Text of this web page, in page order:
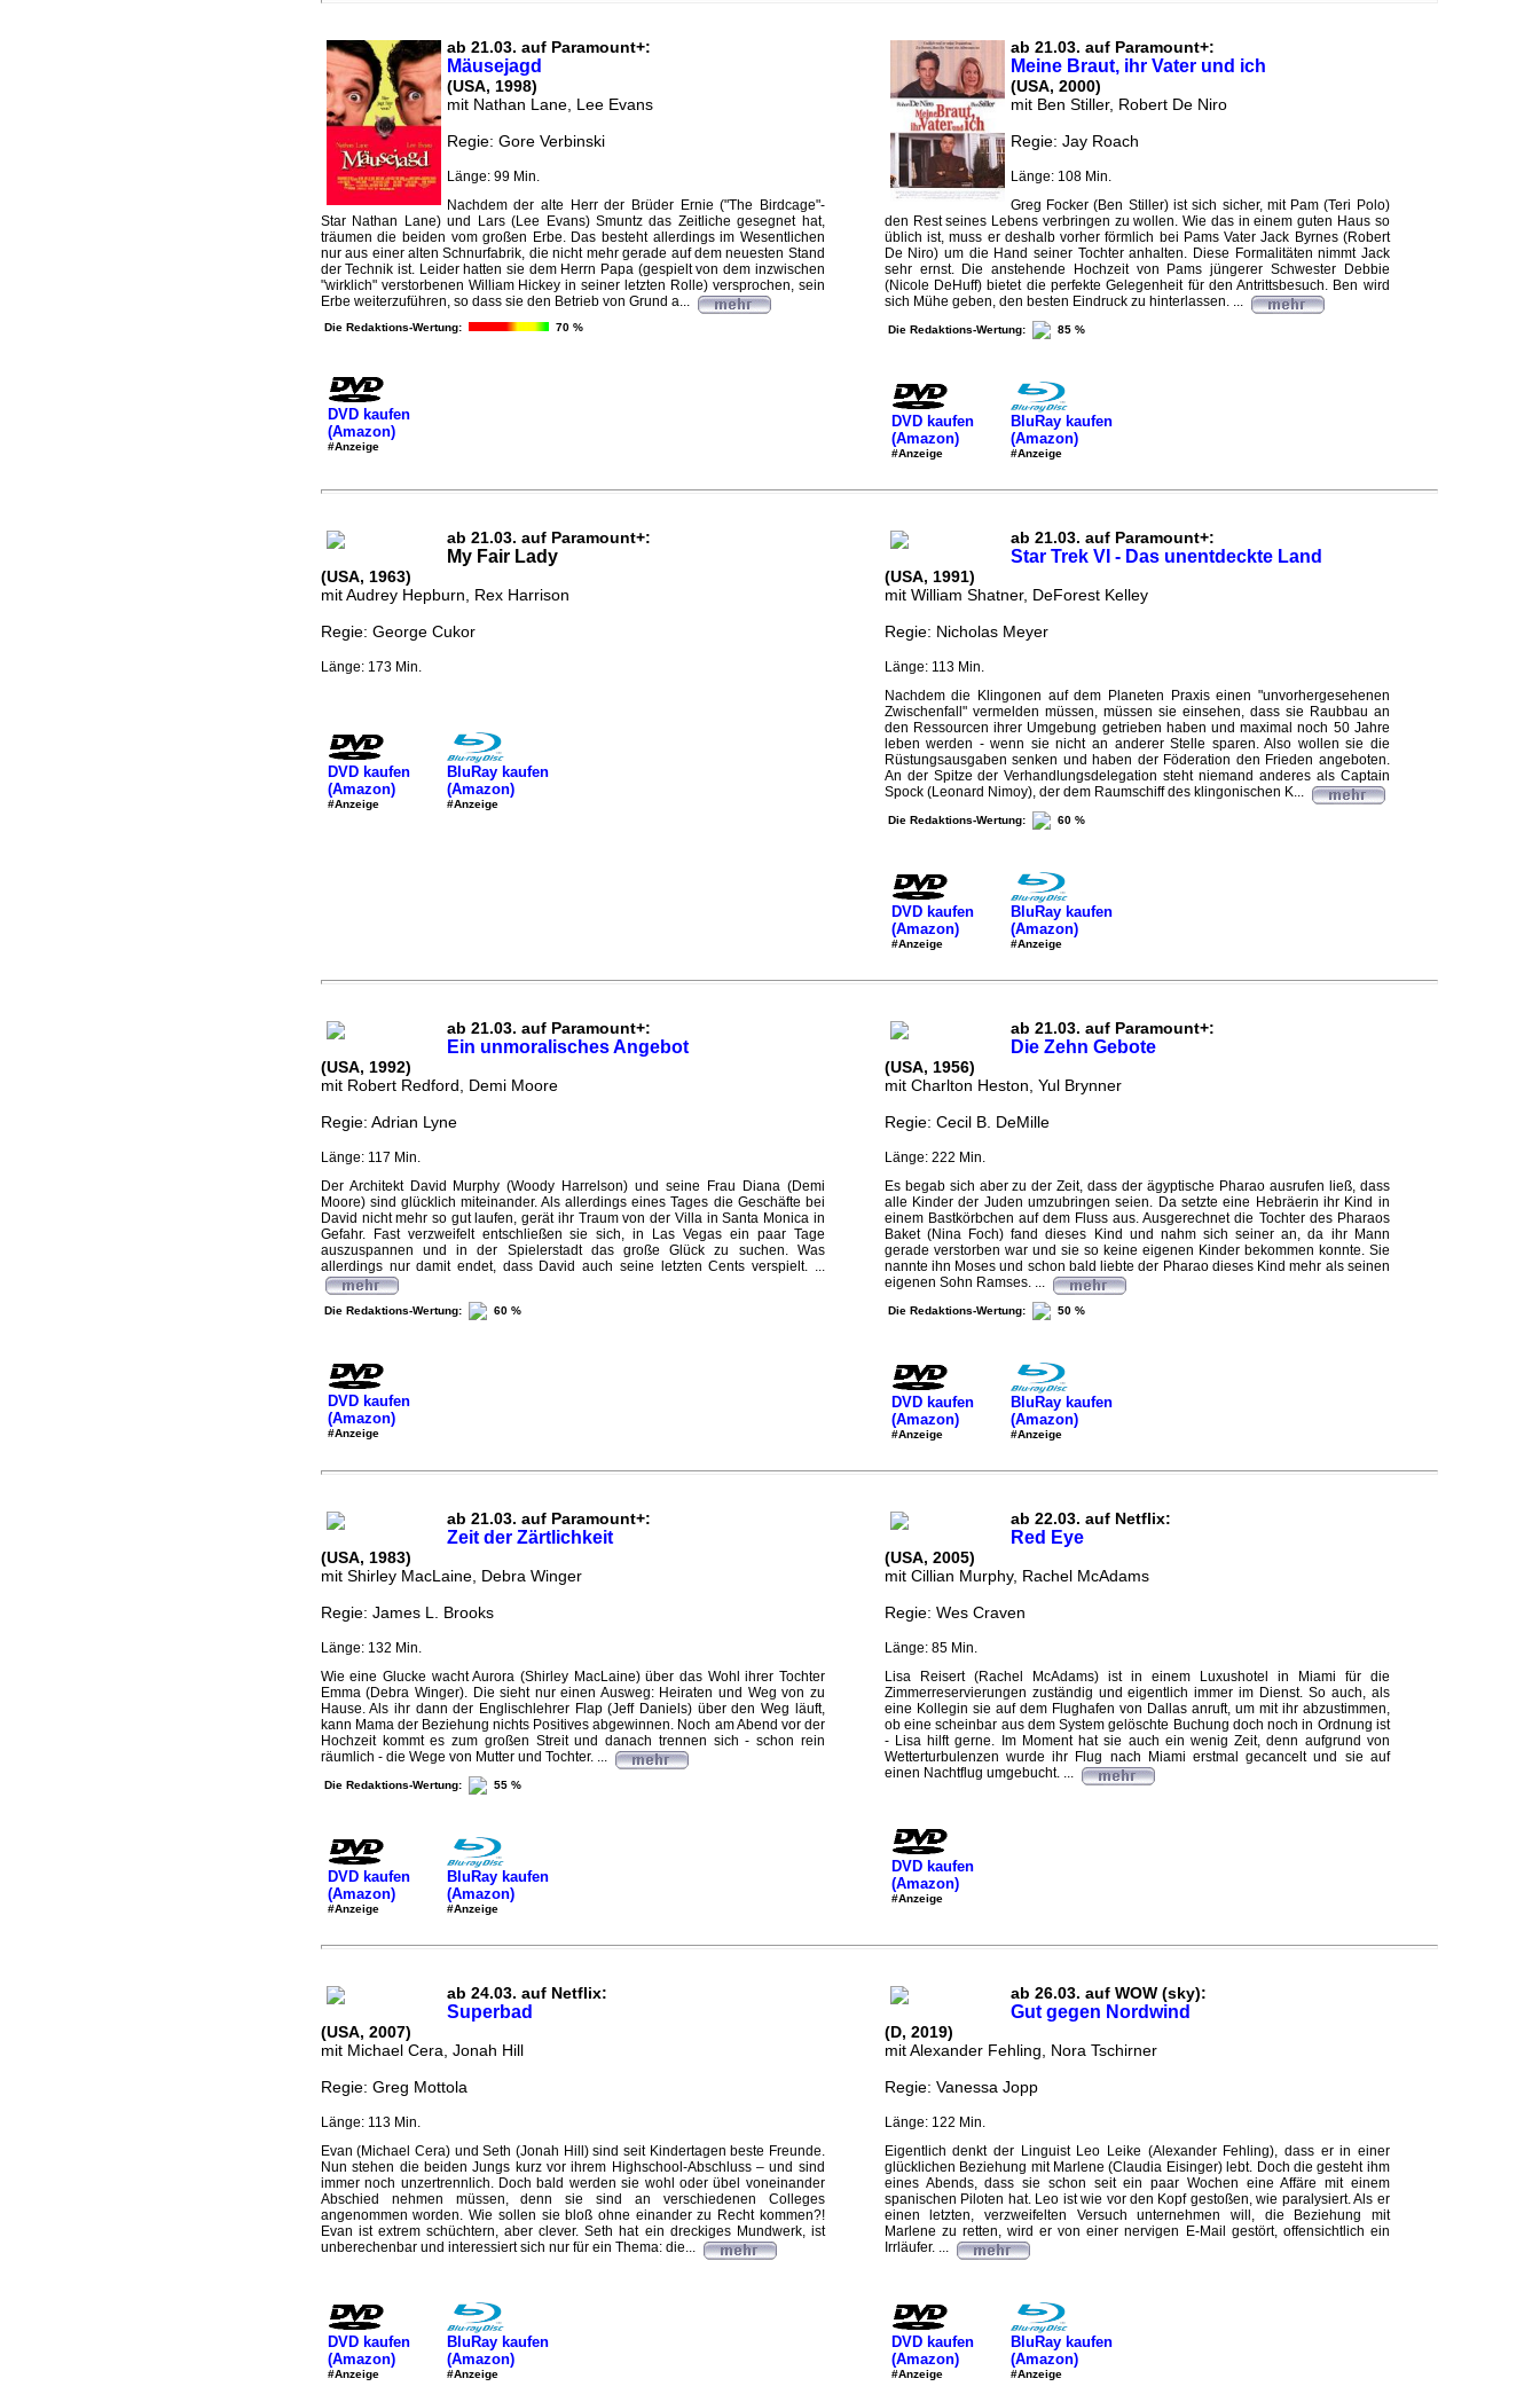
ab 21.03. auf Paramount+:
Mäusejagd
(USA, 1998)
mit Nathan Lane, Lee Evans
Regie: Gore Verbinski
Länge: 99 Min.
Nachdem der alte Herr der Brüder Ernie ("The Birdcage"-
Star Nathan Lane) und Lars (Lee Evans) Smuntz das Zeitliche gesegnet hat,
träumen die beiden vom großen Erbe. Das besteht allerdings im Wesentlichen
nur aus einer alten Schnurfabrik, die nicht mehr gerade auf dem neuesten Stand
der Technik ist. Leider hatten sie dem Herrn Papa (gespielt von dem inzwischen
"wirklich" verstorbenen William Hickey in seiner letzten Rolle) versprochen, sein
Erbe weiterzuführen, so dass sie den Betrieb von Grund a...
Die Redaktions-Wertung: 70 %
DVD kaufen
(Amazon)
#Anzeige
ab 21.03. auf Paramount+:
Meine Braut, ihr Vater und ich
(USA, 2000)
mit Ben Stiller, Robert De Niro
Regie: Jay Roach
Länge: 108 Min.
Greg Focker (Ben Stiller) ist sich sicher, mit Pam (Teri Polo)
den Rest seines Lebens verbringen zu wollen. Wie das in einem guten Haus so
üblich ist, muss er deshalb vorher förmlich bei Pams Vater Jack Byrnes (Robert
De Niro) um die Hand seiner Tochter anhalten. Diese Formalitäten nimmt Jack
sehr ernst. Die anstehende Hochzeit von Pams jüngerer Schwester Debbie
(Nicole DeHuff) bietet die perfekte Gelegenheit für den Antrittsbesuch. Ben wird
sich Mühe geben, den besten Eindruck zu hinterlassen. ...
Die Redaktions-Wertung: 85 %
DVD kaufen
(Amazon)
#Anzeige
BluRay kaufen
(Amazon)
#Anzeige
ab 21.03. auf Paramount+:
My Fair Lady
(USA, 1963)
mit Audrey Hepburn, Rex Harrison
Regie: George Cukor
Länge: 173 Min.
DVD kaufen
(Amazon)
#Anzeige
BluRay kaufen
(Amazon)
#Anzeige
ab 21.03. auf Paramount+:
Star Trek VI - Das unentdeckte Land
(USA, 1991)
mit William Shatner, DeForest Kelley
Regie: Nicholas Meyer
Länge: 113 Min.
Nachdem die Klingonen auf dem Planeten Praxis einen "unvorhergesehenen
Zwischenfall" vermelden müssen, müssen sie einsehen, dass sie Raubbau an
den Ressourcen ihrer Umgebung getrieben haben und maximal noch 50 Jahre
leben werden - wenn sie nicht an anderer Stelle sparen. Also wollen sie die
Rüstungsausgaben senken und haben der Föderation den Frieden angeboten.
An der Spitze der Verhandlungsdelegation steht niemand anderes als Captain
Spock (Leonard Nimoy), der dem Raumschiff des klingonischen K...
Die Redaktions-Wertung: 60 %
DVD kaufen
(Amazon)
#Anzeige
BluRay kaufen
(Amazon)
#Anzeige
ab 21.03. auf Paramount+:
Ein unmoralisches Angebot
(USA, 1992)
mit Robert Redford, Demi Moore
Regie: Adrian Lyne
Länge: 117 Min.
Der Architekt David Murphy (Woody Harrelson) und seine Frau Diana (Demi
Moore) sind glücklich miteinander. Als allerdings eines Tages die Geschäfte bei
David nicht mehr so gut laufen, gerät ihr Traum von der Villa in Santa Monica in
Gefahr. Fast verzweifelt entschließen sie sich, in Las Vegas ein paar Tage
auszuspannen und in der Spielerstadt das große Glück zu suchen. Was
allerdings nur damit endet, dass David auch seine letzten Cents verspielt. ...
Die Redaktions-Wertung: 60 %
DVD kaufen
(Amazon)
#Anzeige
ab 21.03. auf Paramount+:
Die Zehn Gebote
(USA, 1956)
mit Charlton Heston, Yul Brynner
Regie: Cecil B. DeMille
Länge: 222 Min.
Es begab sich aber zu der Zeit, dass der ägyptische Pharao ausrufen ließ, dass
alle Kinder der Juden umzubringen seien. Da setzte eine Hebräerin ihr Kind in
einem Bastkörbchen auf dem Fluss aus. Ausgerechnet die Tochter des Pharaos
Baket (Nina Foch) fand dieses Kind und nahm sich seiner an, da ihr Mann
gerade verstorben war und sie so keine eigenen Kinder bekommen konnte. Sie
nannte ihn Moses und schon bald liebte der Pharao dieses Kind mehr als seinen
eigenen Sohn Ramses. ...
Die Redaktions-Wertung: 50 %
DVD kaufen
(Amazon)
#Anzeige
BluRay kaufen
(Amazon)
#Anzeige
ab 21.03. auf Paramount+:
Zeit der Zärtlichkeit
(USA, 1983)
mit Shirley MacLaine, Debra Winger
Regie: James L. Brooks
Länge: 132 Min.
Wie eine Glucke wacht Aurora (Shirley MacLaine) über das Wohl ihrer Tochter
Emma (Debra Winger). Die sieht nur einen Ausweg: Heiraten und Weg von zu
Hause. Als ihr dann der Englischlehrer Flap (Jeff Daniels) über den Weg läuft,
kann Mama der Beziehung nichts Positives abgewinnen. Noch am Abend vor der
Hochzeit kommt es zum großen Streit und danach trennen sich - schon rein
räumlich - die Wege von Mutter und Tochter. ...
Die Redaktions-Wertung: 55 %
DVD kaufen
(Amazon)
#Anzeige
BluRay kaufen
(Amazon)
#Anzeige
ab 22.03. auf Netflix:
Red Eye
(USA, 2005)
mit Cillian Murphy, Rachel McAdams
Regie: Wes Craven
Länge: 85 Min.
Lisa Reisert (Rachel McAdams) ist in einem Luxushotel in Miami für die
Zimmerreservierungen zuständig und eigentlich immer im Dienst. So auch, als
eine Kollegin sie auf dem Flughafen von Dallas anruft, um mit ihr abzustimmen,
ob eine scheinbar aus dem System gelöschte Buchung doch noch in Ordnung ist
- Lisa hilft gerne. Im Moment hat sie auch ein wenig Zeit, denn aufgrund von
Wetterturbulenzen wurde ihr Flug nach Miami erstmal gecancelt und sie auf
einen Nachtflug umgebucht. ...
DVD kaufen
(Amazon)
#Anzeige
ab 24.03. auf Netflix:
Superbad
(USA, 2007)
mit Michael Cera, Jonah Hill
Regie: Greg Mottola
Länge: 113 Min.
Evan (Michael Cera) und Seth (Jonah Hill) sind seit Kindertagen beste Freunde.
Nun stehen die beiden Jungs kurz vor ihrem Highschool-Abschluss – und sind
immer noch unzertrennlich. Doch bald werden sie wohl oder übel voneinander
Abschied nehmen müssen, denn sie sind an verschiedenen Colleges
angenommen worden. Wie sollen sie bloß ohne einander zu Recht kommen?!
Evan ist extrem schüchtern, aber clever. Seth hat ein dreckiges Mundwerk, ist
unberechenbar und interessiert sich nur für ein Thema: die...
DVD kaufen
(Amazon)
#Anzeige
BluRay kaufen
(Amazon)
#Anzeige
ab 26.03. auf WOW (sky):
Gut gegen Nordwind
(D, 2019)
mit Alexander Fehling, Nora Tschirner
Regie: Vanessa Jopp
Länge: 122 Min.
Eigentlich denkt der Linguist Leo Leike (Alexander Fehling), dass er in einer
glücklichen Beziehung mit Marlene (Claudia Eisinger) lebt. Doch die gesteht ihm
eines Abends, dass sie schon seit ein paar Wochen eine Affäre mit einem
spanischen Piloten hat. Leo ist wie vor den Kopf gestoßen, wie paralysiert. Als er
einen letzten, verzweifelten Versuch unternehmen will, die Beziehung mit
Marlene zu retten, wird er von einer nervigen E-Mail gestört, offensichtlich ein
Irrläufer. ...
DVD kaufen
(Amazon)
#Anzeige
BluRay kaufen
(Amazon)
#Anzeige